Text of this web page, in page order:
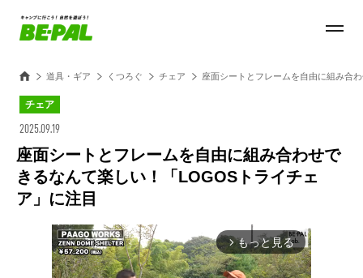
道具・ギア くつろぐ チェア 座面シートとフレームを自由に組み合
チェア
2025.09.19
座面シートとフレームを自由に組み合わせで
きるなんて楽しい！「LOGOSトライチェ
ア」に注目
arrow_forward_ios もっと見る